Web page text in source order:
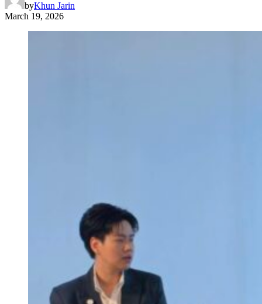
byKhun Jarin
March 19, 2026